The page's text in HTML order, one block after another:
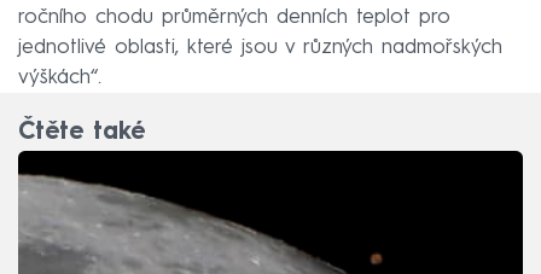
ročního chodu průměrných denních teplot pro
jednotlivé oblasti, které jsou v různých nadmořských
výškách“.
Čtěte také